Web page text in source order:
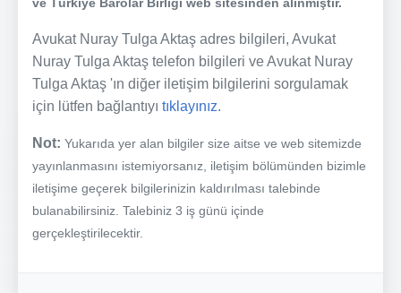
Avukat Nuray Tulga Aktaş adres bilgileri, Avukat
Nuray Tulga Aktaş telefon bilgileri ve Avukat Nuray
Tulga Aktaş 'ın diğer iletişim bilgilerini sorgulamak
için lütfen bağlantıyı tıklayınız.
Not: Yukarıda yer alan bilgiler size aitse ve web sitemizde
yayınlanmasını istemiyorsanız, iletişim bölümünden bizimle
iletişime geçerek bilgilerinizin kaldırılması talebinde
bulanabilirsiniz. Talebiniz 3 iş günü içinde
gerçekleştirilecektir.